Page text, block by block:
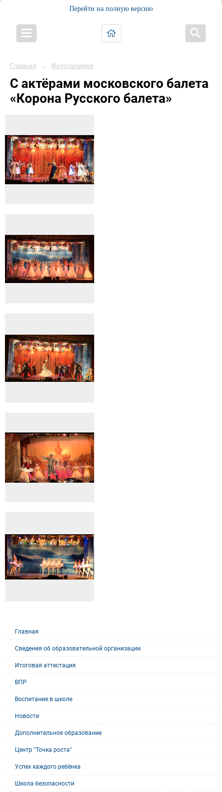
Перейти на полную версию
Главная → Фотогалерея
С актёрами московского балета
«Корона Русского балета»
Главная
Сведения об образовательной организации
Итоговая аттестация
ВПР
Воспитание в школе
Новости
Дополнительное образование
Центр "Точка роста"
Успех каждого ребёнка
Школа безопасности